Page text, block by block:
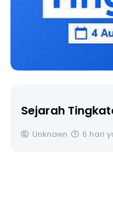
LIVE
🔴 [LIVE]